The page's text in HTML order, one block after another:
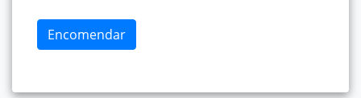
Encomendar